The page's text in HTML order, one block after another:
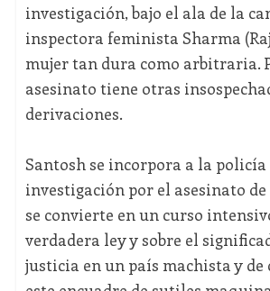
investigación, bajo el ala de la
inspectora feminista Sharma
mujer tan dura como arbitraria.
asesinato tiene otras
derivaciones.
Santosh se incorpora a la
investigación por el asesinato
se convierte en un curso
verdadera ley y sobre el
justicia en un país machista y de